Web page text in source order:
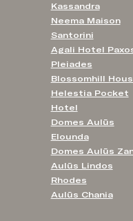
Kassandra
Neema Maison
Santorini
Agali Hotel
Pleiades
Blossomhill
Helestia Pocket
Hotel
Domes Aulūs
Elounda
Domes Aulūs
Aulūs Lindos
Rhodes
Aulūs Chania